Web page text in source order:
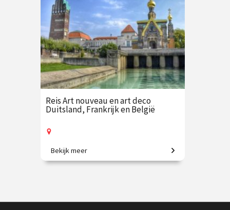
€ 2250.00
mei
Op locatie
€ 3695.00
mei
Op locatie
Reis Art nouveau en art deco
Duitsland, Frankrijk en België
7-daagse reis o.l.v. Frederik Erens
Bekijk meer